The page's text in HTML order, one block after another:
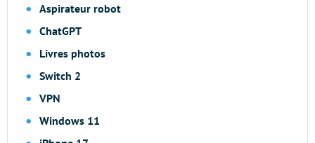
Aspirateur robot
ChatGPT
Livres photos
Switch 2
VPN
Windows 11